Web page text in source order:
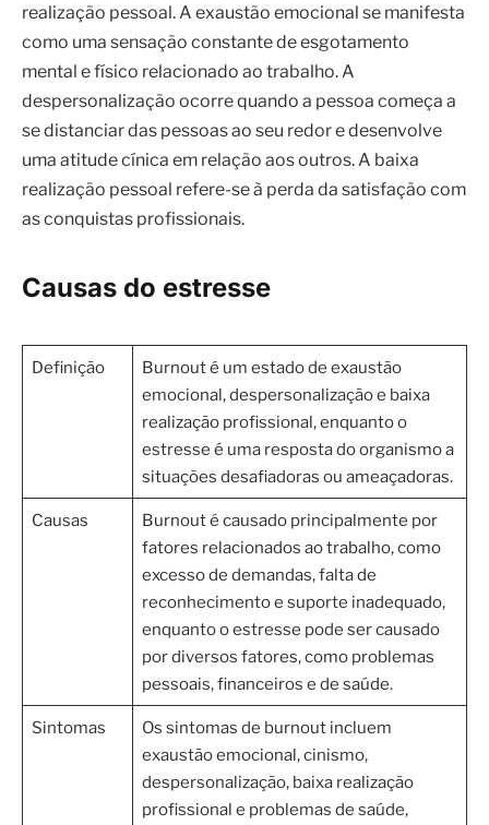
realização pessoal. A exaustão emocional se manifesta
como uma sensação constante de esgotamento
mental e físico relacionado ao trabalho. A
despersonalização ocorre quando a pessoa começa a
se distanciar das pessoas ao seu redor e desenvolve
uma atitude cínica em relação aos outros. A baixa
realização pessoal refere-se à perda da satisfação com
as conquistas profissionais.
Causas do estresse
Definição
Burnout é um estado de exaustão
emocional, despersonalização e baixa
realização profissional, enquanto o
estresse é uma resposta do organismo a
situações desafiadoras ou ameaçadoras.
Causas
Burnout é causado principalmente por
fatores relacionados ao trabalho, como
excesso de demandas, falta de
reconhecimento e suporte inadequado,
enquanto o estresse pode ser causado
por diversos fatores, como problemas
pessoais, financeiros e de saúde.
Sintomas
Os sintomas de burnout incluem
exaustão emocional, cinismo,
despersonalização, baixa realização
profissional e problemas de saúde,